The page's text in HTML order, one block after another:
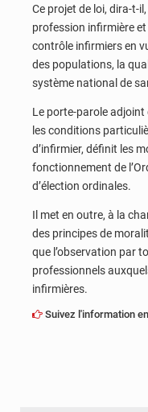
Ce projet de loi, dira-t-
profession infirmière
contrôle infirmiers en
des populations, la
système national de
Le porte-parole adjoint
les conditions
d’infirmier, définit les
fonctionnement de
d’élection ordinales.
Il met en outre, à la
des principes de
que l’observation par
professionnels
infirmières.
Suivez l'information